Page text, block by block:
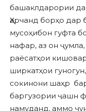
башаклдарории
Ҳарчанд борҳо дар
мусоҳибон гуфта
нафар, аз он
раёсатҳои
ширкатҳои
сокинони шаҳр
баргузории ҷашн
намуданд, аммо